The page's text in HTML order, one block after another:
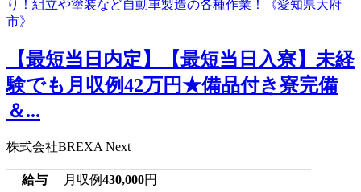
【最短当日内定】【最短当日入寮】未経
験でも月収例42万円★備品付き寮完備
＆...
株式会社BREXA Next
給与 月収例430,000円